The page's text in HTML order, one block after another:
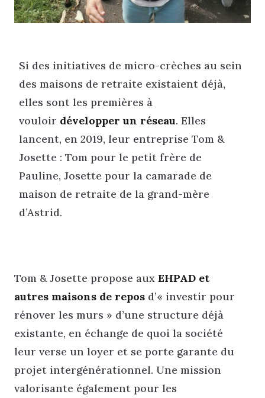
Si des initiatives de micro-crèches au sein
des maisons de retraite existaient déjà,
elles sont les premières à
vouloir développer un réseau. Elles
lancent, en 2019, leur entreprise Tom &
Josette : Tom pour le petit frère de
Pauline, Josette pour la camarade de
maison de retraite de la grand-mère
d’Astrid.
Tom & Josette propose aux EHPAD et
autres maisons de repos d’« investir pour
rénover les murs » d’une structure déjà
existante, en échange de quoi la société
leur verse un loyer et se porte garante du
projet intergénérationnel. Une mission
valorisante également pour les